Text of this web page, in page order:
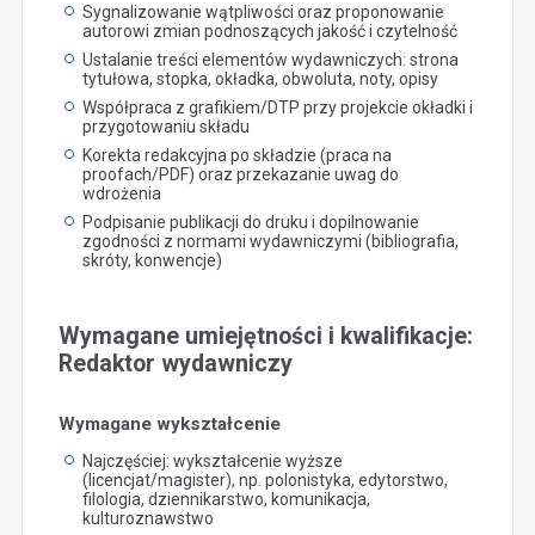
Sygnalizowanie wątpliwości oraz proponowanie
autorowi zmian podnoszących jakość i czytelność
Ustalanie treści elementów wydawniczych: strona
tytułowa, stopka, okładka, obwoluta, noty, opisy
Współpraca z grafikiem/DTP przy projekcie okładki i
przygotowaniu składu
Korekta redakcyjna po składzie (praca na
proofach/PDF) oraz przekazanie uwag do
wdrożenia
Podpisanie publikacji do druku i dopilnowanie
zgodności z normami wydawniczymi (bibliografia,
skróty, konwencje)
Wymagane umiejętności i kwalifikacje:
Redaktor wydawniczy
Wymagane wykształcenie
Najczęściej: wykształcenie wyższe
(licencjat/magister), np. polonistyka, edytorstwo,
filologia, dziennikarstwo, komunikacja,
kulturoznawstwo